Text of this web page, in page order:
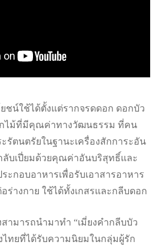
ชน์ใช้ได้ตั้งแต่รากจรดดอก ดอกบัว
กไม้ที่มีคุณค่าทางวัฒนธรรม ที่คน
รัตนตรัยในฐานะเครื่องสักการะอัน
ลับเปี่ยมด้วยคุณค่าอันบริสุทธิ์และ
ะกอบอาหารเพื่อรับเอาสารอาหาร
ร่างกาย ใช้ได้ทั้งเกสรและกลีบดอก
ามารถนำมาทำ “เมี่ยงคำกลีบบัว
ไทยที่ได้รับความนิยมในกลุ่มผู้รัก